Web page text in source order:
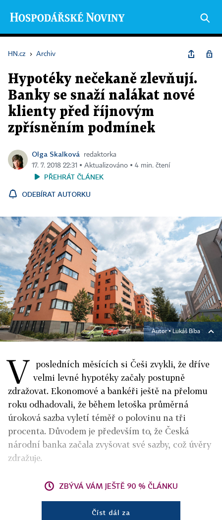
HN.cz › Archiv
Hypotéky nečekaně zlevňují.
Banky se snaží nalákat nové
klienty před říjnovým
zpřísněním podmínek
Olga Skalková
redaktorka
17. 7. 2018 22:31 ▪ Aktualizováno ▪ 4 min. čtení
PŘEHRÁT ČLÁNEK
ODEBÍRAT AUTORKU
Autor ▪ Lukáš Bíba
V posledních měsících si Češi zvykli, že dříve
velmi levné hypotéky začaly postupně
zdražovat. Ekonomové a bankéři ještě na přelomu
roku odhadovali, že během letoška průměrná
úroková sazba vyletí téměř o polovinu na tři
procenta. Důvodem je především to, že Česká
národní banka začala zvyšovat své sazby, což úvěry
zdražuje.
ZBÝVÁ VÁM JEŠTĚ 90 % ČLÁNKU
Číst dál za